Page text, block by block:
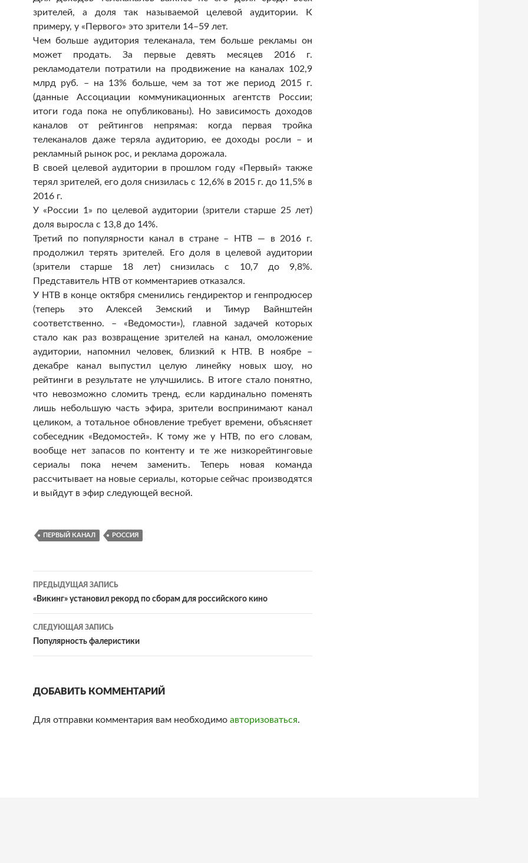
зрителей, а доля так называемой целевой аудитории. К
примеру, у «Первого» это зрители 14–59 лет.
Чем больше аудитория телеканала, тем больше рекламы он
может продать. За первые девять месяцев 2016 г.
рекламодатели потратили на продвижение на каналах 102,9
млрд руб. – на 13% больше, чем за тот же период 2015 г.
(данные Ассоциации коммуникационных агентств России;
итоги года пока не опубликованы). Но зависимость доходов
каналов от рейтингов непрямая: когда первая тройка
телеканалов даже теряла аудиторию, ее доходы росли – и
рекламный рынок рос, и реклама дорожала.
В своей целевой аудитории в прошлом году «Первый» также
терял зрителей, его доля снизилась с 12,6% в 2015 г. до 11,5% в
2016 г.
У «России 1» по целевой аудитории (зрители старше 25 лет)
доля выросла с 13,8 до 14%.
Третий по популярности канал в стране – НТВ — в 2016 г.
продолжил терять зрителей. Его доля в целевой аудитории
(зрители старше 18 лет) снизилась с 10,7 до 9,8%.
Представитель НТВ от комментариев отказался.
У НТВ в конце октября сменились гендиректор и генпродюсер
(теперь это Алексей Земский и Тимур Вайнштейн
соответственно. – «Ведомости»), главной задачей которых
стало как раз возвращение зрителей на канал, омоложение
аудитории, напомнил человек, близкий к НТВ. В ноябре –
декабре канал выпустил целую линейку новых шоу, но
рейтинги в результате не улучшились. В итоге стало понятно,
что невозможно сломить тренд, если кардинально поменять
лишь небольшую часть эфира, зрители воспринимают канал
целиком, а тотальное обновление требует времени, объясняет
собеседник «Ведомостей». К тому же у НТВ, по его словам,
вообще нет запасов по контенту и те же низкорейтинговые
сериалы пока нечем заменить. Теперь новая команда
рассчитывает на новые сериалы, которые сейчас производятся
и выйдут в эфир следующей весной.
ПЕРВЫЙ КАНАЛ РОССИЯ
Навигация
по
записям
ПРЕДЫДУЩАЯ ЗАПИСЬ
«Викинг» установил рекорд по сборам для российского кино
СЛЕДУЮЩАЯ ЗАПИСЬ
Популярность фалеристики
ДОБАВИТЬ КОММЕНТАРИЙ
Для отправки комментария вам необходимо авторизоваться.